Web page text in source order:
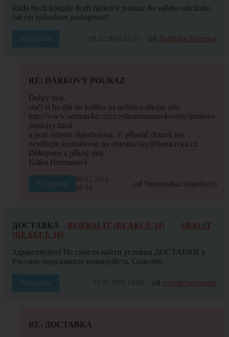
Ráda bych koupila dceři dárkový poukaz do vašeho obchodu.
Jakým způsobem postupovat?
Reagovat 08.12.2016 23:15 od Jindřiška Fišerová
RE: DÁRKOVÝ POUKAZ
Dobrý den,
stačí si ho dát do košíku na našem e-shopu zde:
http://www.nemravka.cz/cz/eshop/nemravkoviny/darkove-
poukazy.html
a poté odeslat objednávku. V případě dotazů nás
neváhejte kontaktovat na objednavky@nemravka.cz
Děkujeme a pěkný den,
Katka Hromasová
Reagovat
09.12.2016
08:44
od Nemravka.cz(správce)
ДОСТАВКА ROZBALIT (REAKCÍ: 10)
SBALIT
(REAKCÍ: 10)
Здравствуйте! Не смогла найти условия ДОСТАВКИ в
Россию, подскажите пожалуйста. Спасибо.
Reagovat 12.11.2016 18:04 od rykodeluevsegda
RE: ДОСТАВКА